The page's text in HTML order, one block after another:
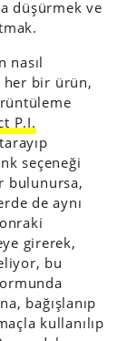
düşürmek ve
nasıl
her bir ürün,
P.I.
seçeneği
bulunursa,
de aynı
girerek,
bu
bağışlanıp
kullanılıp